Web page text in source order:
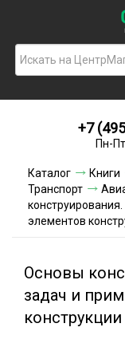
+7
Пн-
Каталог Книги
Транспорт
элементов
Основы
задач и
конструкции